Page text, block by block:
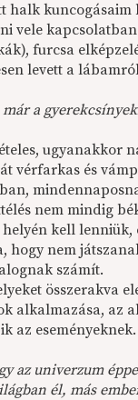
halk
vele
furcsa
levett a
a
ugyanakkor
vérfarkas és
nem mindig
kell
nem
számít.
összerakva
alkalmazása, az
az eseményeknek.
az univerzum
él, más